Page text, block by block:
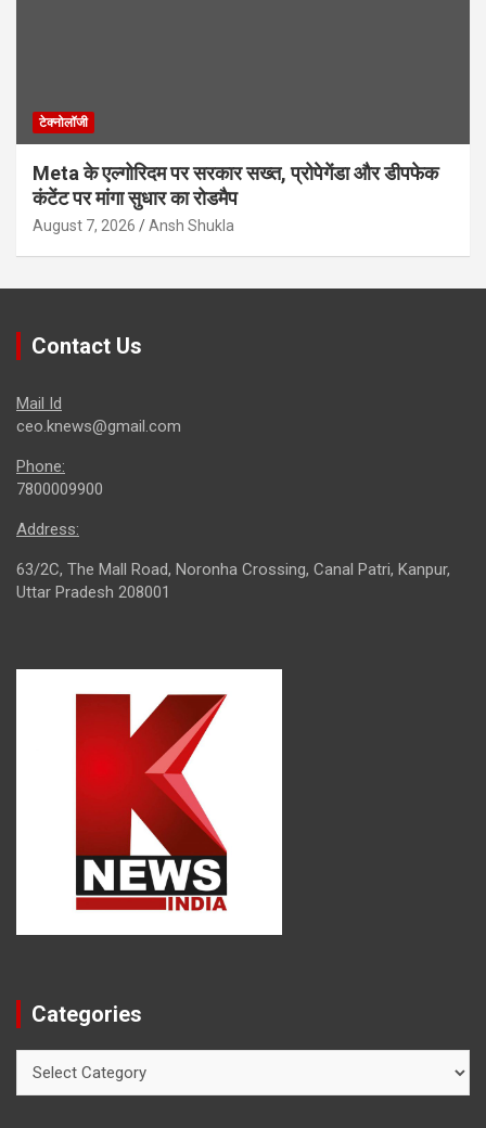
टेक्नोलॉजी
Meta के एल्गोरिदम पर सरकार सख्त, प्रोपेगेंडा और डीपफेक
कंटेंट पर मांगा सुधार का रोडमैप
August 7, 2026 Ansh Shukla
Contact Us
Mail Id
ceo.knews@gmail.com
Phone:
7800009900
Address:
63/2C, The Mall Road, Noronha Crossing, Canal Patri, Kanpur,
Uttar Pradesh 208001
Categories